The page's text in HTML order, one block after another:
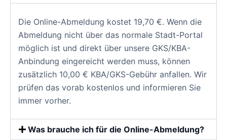
Die Online-Abmeldung kostet 19,70 €. Wenn die
Abmeldung nicht über das normale Stadt-Portal
möglich ist und direkt über unsere GKS/KBA-
Anbindung eingereicht werden muss, können
zusätzlich 10,00 € KBA/GKS-Gebühr anfallen. Wir
prüfen das vorab kostenlos und informieren Sie
immer vorher.
Was brauche ich für die Online-Abmeldung?